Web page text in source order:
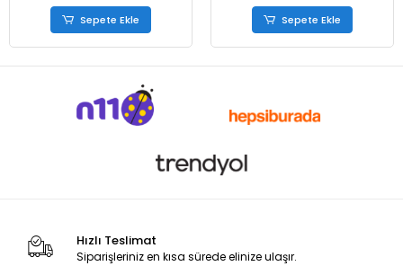
Sepete Ekle Sepete Ekle
Hızlı Teslimat
Siparişleriniz en kısa sürede elinize ulaşır.